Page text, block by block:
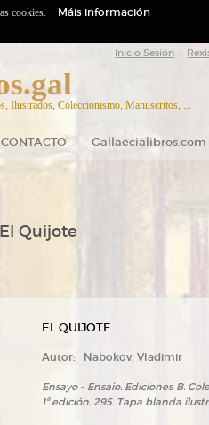
Inicio Sesión
Ilustrados, Coleccionismo, Manuscritos, ...
CONTACTO Gallaecialibros.com
El Quijote
EL QUIJOTE
Autor: Nabokov, Vladimir
Ensayo - Ensaio. Ediciones B.
1ª edición. 295. Tapa blanda
cookies. Máis información